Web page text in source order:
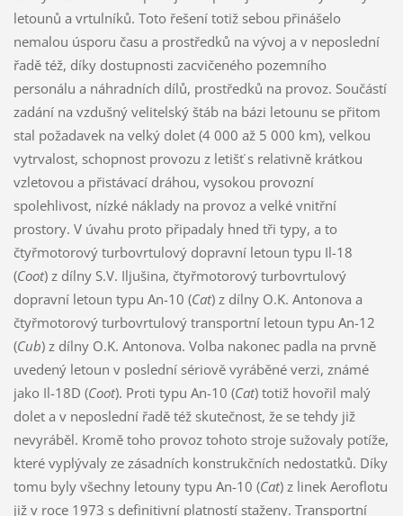
letounů a vrtulníků. Toto řešení totiž sebou přinášelo
nemalou úsporu času a prostředků na vývoj a v neposlední
řadě též, díky dostupnosti zacvičeného pozemního
personálu a náhradních dílů, prostředků na provoz. Součástí
zadání na vzdušný velitelský štáb na bázi letounu se přitom
stal požadavek na velký dolet (4 000 až 5 000 km), velkou
vytrvalost, schopnost provozu z letišť s relativně krátkou
vzletovou a přistávací dráhou, vysokou provozní
spolehlivost, nízké náklady na provoz a velké vnitřní
prostory. V úvahu proto připadaly hned tři typy, a to
čtyřmotorový turbovrtulový dopravní letoun typu Il-18
(Coot) z dílny S.V. Iljušina, čtyřmotorový turbovrtulový
dopravní letoun typu An-10 (Cat) z dílny O.K. Antonova a
čtyřmotorový turbovrtulový transportní letoun typu An-12
(Cub) z dílny O.K. Antonova. Volba nakonec padla na prvně
uvedený letoun v poslední sériově vyráběné verzi, známé
jako Il-18D (Coot). Proti typu An-10 (Cat) totiž hovořil malý
dolet a v neposlední řadě též skutečnost, že se tehdy již
nevyráběl. Kromě toho provoz tohoto stroje sužovaly potíže,
které vyplývaly ze zásadních konstrukčních nedostatků. Díky
tomu byly všechny letouny typu An-10 (Cat) z linek Aeroflotu
již v roce 1973 s definitivní platností staženy. Transportní